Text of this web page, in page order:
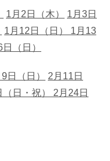
1月2日（木） 1月3日
1月12日（日） 1月13
（日）
日（日）
2月11日
（日・祝） 2月24日